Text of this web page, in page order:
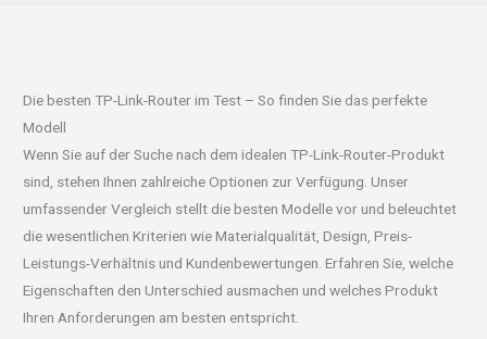
Die besten TP-Link-Router im Test – So finden Sie das perfekte
Modell
Wenn Sie auf der Suche nach dem idealen TP-Link-Router-Produkt
sind, stehen Ihnen zahlreiche Optionen zur Verfügung. Unser
umfassender Vergleich stellt die besten Modelle vor und beleuchtet
die wesentlichen Kriterien wie Materialqualität, Design, Preis-
Leistungs-Verhältnis und Kundenbewertungen. Erfahren Sie, welche
Eigenschaften den Unterschied ausmachen und welches Produkt
Ihren Anforderungen am besten entspricht.